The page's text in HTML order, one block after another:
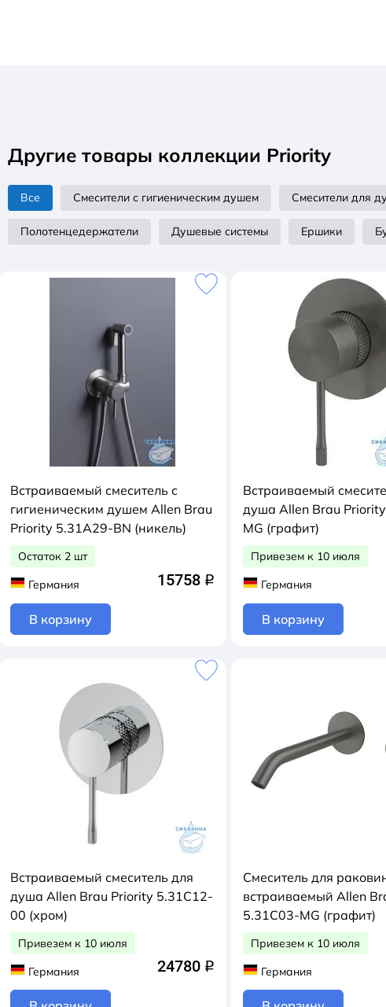
Другие товары коллекции Priority
Все Смесители с гигиеническим душем Смесители для
Полотенцедержатели Душевые системы Ершики
Встраиваемый смеситель с
гигиеническим душем Allen Brau
Priority 5.31A29-BN (никель)
Остаток 2 шт
Германия
15758 q
В корзину
Встраиваемый
душа Allen Brau
MG (графит)
Привезем к 10 июля
Германия
В корзину
Встраиваемый смеситель для
душа Allen Brau Priority 5.31C12-
00 (хром)
Привезем к 10 июля
Германия
24780 q
Смеситель для
встраиваемый Allen
5.31C03-MG (графит)
Привезем к 10 июля
Германия